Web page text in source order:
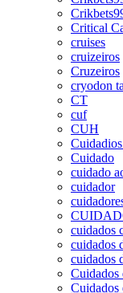
Critical
cruises
cruizeiros
Cruzeiros
cryodon
CT
cuf
CUH
Cuidado
cuidado
cuidador
cuidados
cuidados
cuidados
Cuidados